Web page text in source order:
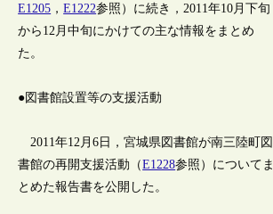
E1205 ，E1222参照）に続き，2011年10月下旬
から12月中旬にかけての主な情報をまとめ
た。
●図書館設置等の支援活動
2011年12月6日，宮城県図書館が南三陸町図
書館の再開支援活動（E1228参照）についてま
とめた報告書を公開した。